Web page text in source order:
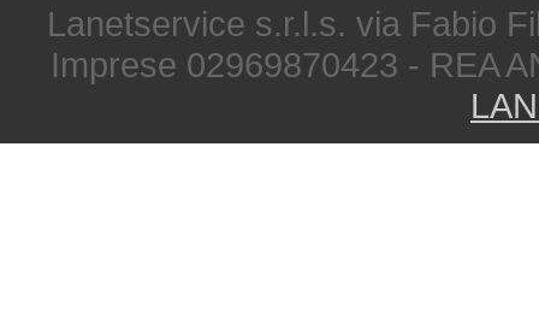
Lanetservice s.r.l.s. via Fabio
Imprese 02969870423 - REA